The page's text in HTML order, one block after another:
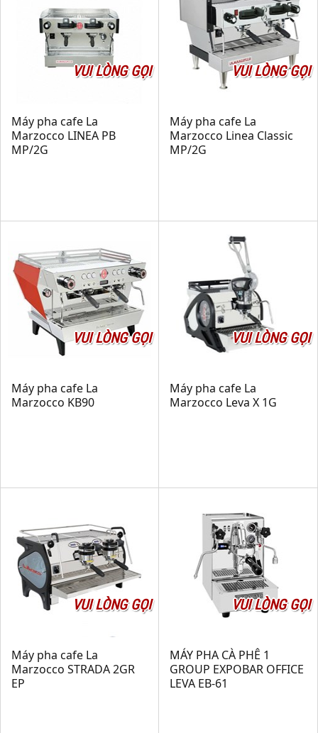
VUI LÒNG GỌI
Máy pha cafe La
Marzocco LINEA PB
MP/2G
VUI LÒNG GỌI
Máy pha cafe La
Marzocco Linea Classic
MP/2G
VUI LÒNG GỌI
Máy pha cafe La
Marzocco KB90
VUI LÒNG GỌI
Máy pha cafe La
Marzocco Leva X 1G
VUI LÒNG GỌI
Máy pha cafe La
Marzocco STRADA 2GR
EP
VUI LÒNG GỌI
MÁY PHA CÀ PHÊ 1
GROUP EXPOBAR OFFICE
LEVA EB-61